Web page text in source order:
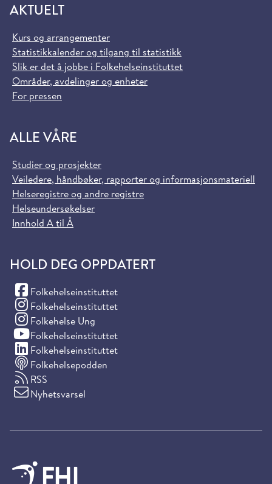
AKTUELT
Kurs og arrangementer
Statistikkalender og tilgang til statistikk
Slik er det å jobbe i Folkehelseinstituttet
Områder, avdelinger og enheter
For pressen
ALLE VÅRE
Studier og prosjekter
Veiledere, håndbøker, rapporter og informasjonsmateriell
Helseregistre og andre registre
Helseundersøkelser
Innhold A til Å
HOLD DEG OPPDATERT
Folkehelseinstituttet
(Facebook)
Folkehelseinstituttet
(Instagram)
Folkehelse Ung
(Instagram)
Folkehelseinstituttet
(YouTube)
Folkehelseinstituttet
(LinkedIn)
Folkehelsepodden
RSS
Nyhetsvarsel